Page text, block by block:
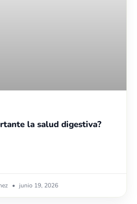
la salud digestiva?
junio 19, 2026